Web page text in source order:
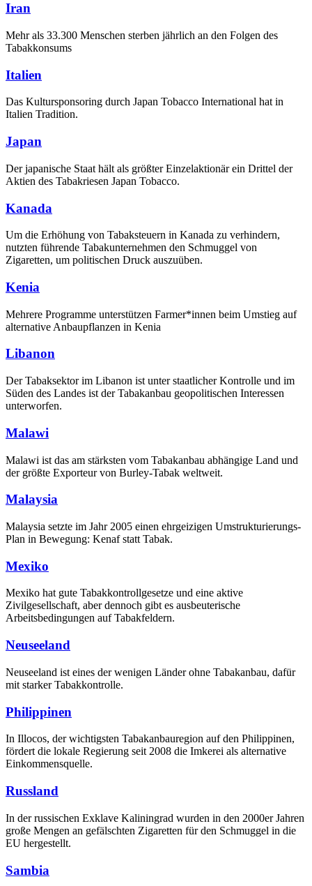
Iran
Mehr als 33.300 Menschen sterben jährlich an den Folgen des
Tabakkonsums
Italien
Das Kultursponsoring durch Japan Tobacco International hat in
Italien Tradition.
Japan
Der japanische Staat hält als größter Einzelaktionär ein Drittel der
Aktien des Tabakriesen Japan Tobacco.
Kanada
Um die Erhöhung von Tabaksteuern in Kanada zu verhindern,
nutzten führende Tabakunternehmen den Schmuggel von
Zigaretten, um politischen Druck auszuüben.
Kenia
Mehrere Programme unterstützen Farmer*innen beim Umstieg auf
alternative Anbaupflanzen in Kenia
Libanon
Der Tabaksektor im Libanon ist unter staatlicher Kontrolle und im
Süden des Landes ist der Tabakanbau geopolitischen Interessen
unterworfen.
Malawi
Malawi ist das am stärksten vom Tabakanbau abhängige Land und
der größte Exporteur von Burley-Tabak weltweit.
Malaysia
Malaysia setzte im Jahr 2005 einen ehrgeizigen Umstrukturierungs-
Plan in Bewegung: Kenaf statt Tabak.
Mexiko
Mexiko hat gute Tabakkontrollgesetze und eine aktive
Zivilgesellschaft, aber dennoch gibt es ausbeuterische
Arbeitsbedingungen auf Tabakfeldern.
Neuseeland
Neuseeland ist eines der wenigen Länder ohne Tabakanbau, dafür
mit starker Tabakkontrolle.
Philippinen
In Illocos, der wichtigsten Tabakanbauregion auf den Philippinen,
fördert die lokale Regierung seit 2008 die Imkerei als alternative
Einkommensquelle.
Russland
In der russischen Exklave Kaliningrad wurden in den 2000er Jahren
große Mengen an gefälschten Zigaretten für den Schmuggel in die
EU hergestellt.
Sambia